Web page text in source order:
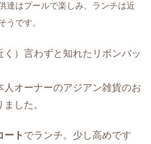
達はプールで楽しみ、ランチは近
うです。
く）言わずと知れたリボンバッ
オーナーのアジアン雑貨のお
した。
ート でランチ。少し高めです